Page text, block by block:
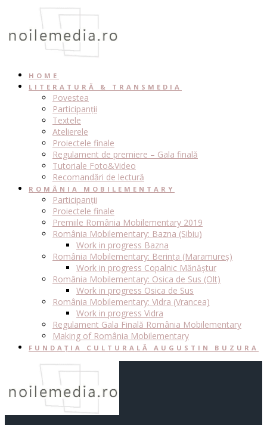
content
HOME
LITERATURĂ & TRANSMEDIA
Povestea
Participanții
Textele
Atelierele
Proiectele finale
Regulament de premiere – Gala finală
Tutoriale Foto&Video
Recomandări de lectură
ROMÂNIA MOBILEMENTARY
Participanții
Proiectele finale
Premiile România Mobilementary 2019
România Mobilementary: Bazna (Sibiu)
Work in progress Bazna
România Mobilementary: Berința (Maramureș)
Work in progress Copalnic Mănăștur
România Mobilementary: Osica de Sus (Olt)
Work in progress Osica de Sus
România Mobilementary: Vidra (Vrancea)
Work in progress Vidra
Regulament Gala Finală România Mobilementary
Making of România Mobilementary
FUNDAȚIA CULTURALĂ AUGUSTIN BUZURA